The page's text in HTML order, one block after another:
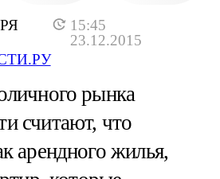
15:45
23.12.2015
рынка
считают, что
арендного жилья,